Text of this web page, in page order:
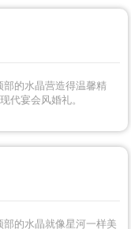
的水晶营造得温馨精
代宴会风婚礼。
的水晶就像星河一样美